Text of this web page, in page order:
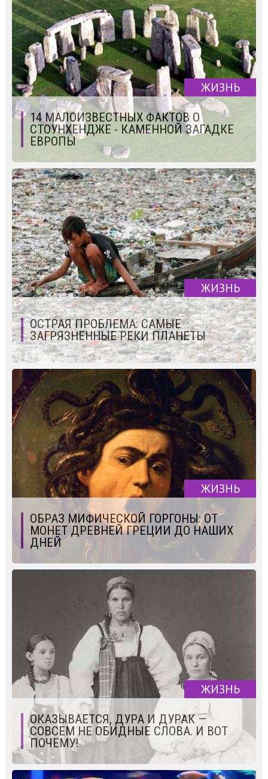
ЖИЗНЬ
14 МАЛОИЗВЕСТНЫХ ФАКТОВ О
СТОУНХЕНДЖЕ - КАМЕННОЙ ЗАГАДКЕ
ЕВРОПЫ
ЖИЗНЬ
ОСТРАЯ ПРОБЛЕМА: САМЫЕ
ЗАГРЯЗНЕННЫЕ РЕКИ ПЛАНЕТЫ
ЖИЗНЬ
ОБРАЗ МИФИЧЕСКОЙ ГОРГОНЫ: ОТ
МОНЕТ ДРЕВНЕЙ ГРЕЦИИ ДО НАШИХ
ДНЕЙ
ЖИЗНЬ
ОКАЗЫВАЕТСЯ, ДУРА И ДУРАК —
СОВСЕМ НЕ ОБИДНЫЕ СЛОВА. И ВОТ
ПОЧЕМУ!